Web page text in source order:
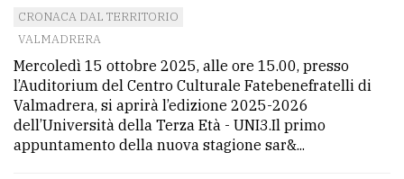
CRONACA DAL TERRITORIO
VALMADRERA
Mercoledì 15 ottobre 2025, alle ore 15.00, presso
l’Auditorium del Centro Culturale Fatebenefratelli di
Valmadrera, si aprirà l’edizione 2025-2026
dell’Università della Terza Età - UNI3.Il primo
appuntamento della nuova stagione sar&...